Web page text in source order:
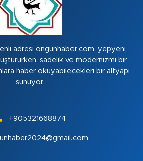
adresi ongunhaber.com, yepyeni
sadelik ve modernizmi bir
haber okuyabilecekleri bir altyapı
sunuyor.
+905321668874